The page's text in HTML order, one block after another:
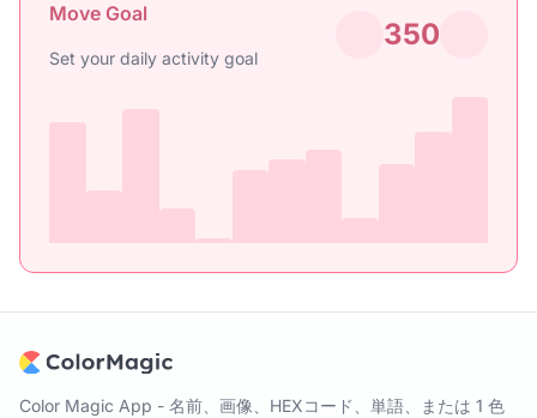
Move Goal
Set your daily activity goal
350
Color Magic App - 名前、画像、HEXコード、単語、または 1 色